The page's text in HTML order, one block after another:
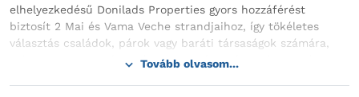
elhelyezkedésű Donilads Properties gyors hozzáférést
biztosít 2 Mai és Vama Veche strandjaihoz, így tökéletes
választás családok, párok vagy baráti társaságok számára,
akik kellemes tartózkodást szeretnének élvezni a román
Tovább olvasom...